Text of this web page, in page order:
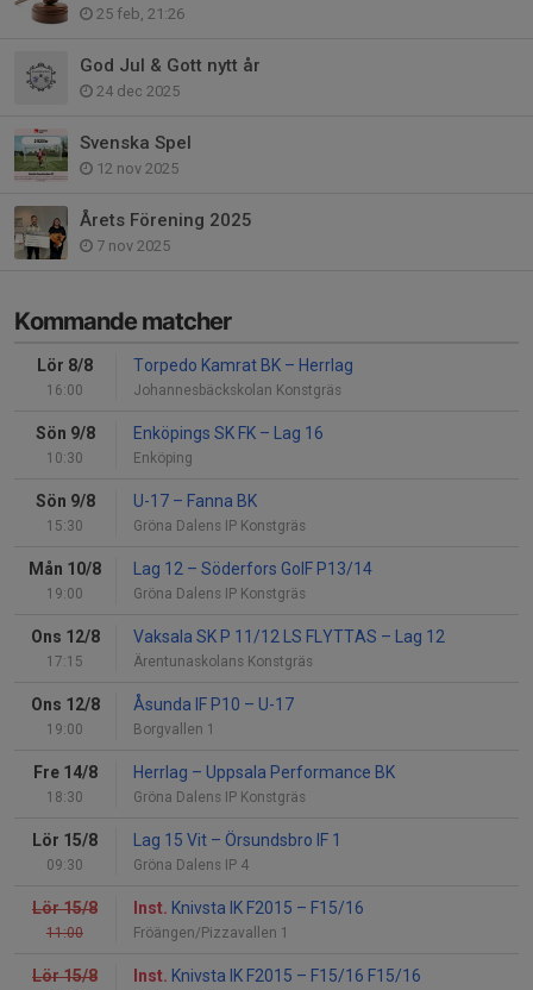
25 feb, 21:26
God Jul & Gott nytt år
24 dec 2025
Svenska Spel
12 nov 2025
Årets Förening 2025
7 nov 2025
Kommande matcher
Lör 8/8
16:00
Torpedo Kamrat BK – Herrlag
Johannesbäckskolan Konstgräs
Sön 9/8
10:30
Enköpings SK FK – Lag 16
Enköping
Sön 9/8
15:30
U-17 – Fanna BK
Gröna Dalens IP Konstgräs
Mån 10/8
19:00
Lag 12 – Söderfors GoIF P13/14
Gröna Dalens IP Konstgräs
Ons 12/8
17:15
Vaksala SK P 11/12 LS FLYTTAS – Lag 12
Ärentunaskolans Konstgräs
Ons 12/8
19:00
Åsunda IF P10 – U-17
Borgvallen 1
Fre 14/8
18:30
Herrlag – Uppsala Performance BK
Gröna Dalens IP Konstgräs
Lör 15/8
09:30
Lag 15 Vit – Örsundsbro IF 1
Gröna Dalens IP 4
Lör 15/8
11:00
Inst. Knivsta IK F2015 – F15/16
Fröängen/Pizzavallen 1
Lör 15/8 Inst. Knivsta IK F2015 – F15/16 F15/16